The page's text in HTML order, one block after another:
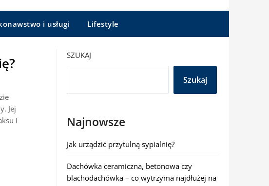
i usługi Lifestyle
Jej
i
SZUKAJ
Szukaj
Najnowsze
Jak urządzić przytulną sypialnię?
Dachówka ceramiczna, betonowa czy
blachodachówka – co wytrzyma najdłużej na